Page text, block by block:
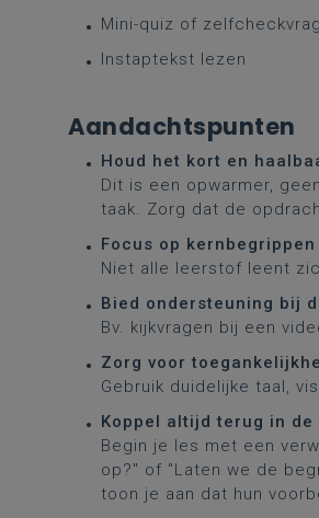
Mini-quiz of
Instaptekst lezen
Aandachtspunten
Houd het kort en
Dit is een opwarmer,
taak. Zorg dat de
Focus op
Niet alle leerstof leent
Bied ondersteuning bij
Bv. kijkvragen bij een
Zorg voor
Gebruik duidelijke taal,
Koppel altijd terug in
Begin je les met een
op?" of "Laten we de
toon je aan dat hun